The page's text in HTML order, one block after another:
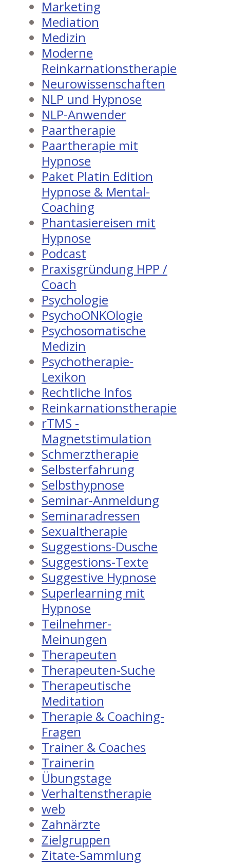
Marketing
Mediation
Medizin
Moderne
Reinkarnationstherapie
Neurowissenschaften
NLP und Hypnose
NLP-Anwender
Paartherapie
Paartherapie mit
Hypnose
Paket Platin Edition
Hypnose & Mental-
Coaching
Phantasiereisen mit
Hypnose
Podcast
Praxisgründung HPP /
Coach
Psychologie
PsychoONKOlogie
Psychosomatische
Medizin
Psychotherapie-
Lexikon
Rechtliche Infos
Reinkarnationstherapie
rTMS -
Magnetstimulation
Schmerztherapie
Selbsterfahrung
Selbsthypnose
Seminar-Anmeldung
Seminaradressen
Sexualtherapie
Suggestions-Dusche
Suggestions-Texte
Suggestive Hypnose
Superlearning mit
Hypnose
Teilnehmer-
Meinungen
Therapeuten
Therapeuten-Suche
Therapeutische
Meditation
Therapie & Coaching-
Fragen
Trainer & Coaches
Trainerin
Übungstage
Verhaltenstherapie
web
Zahnärzte
Zielgruppen
Zitate-Sammlung